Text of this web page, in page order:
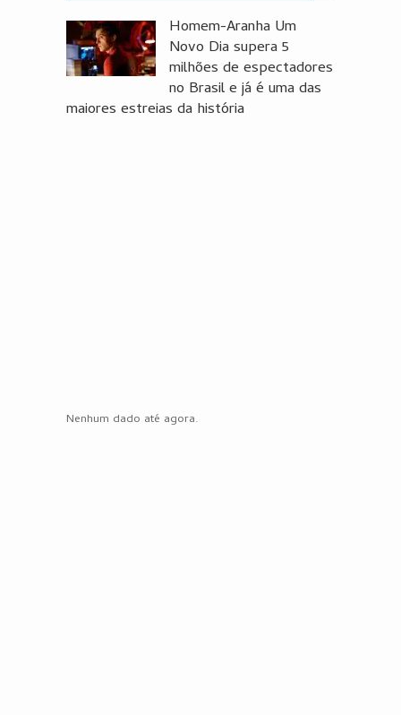
Homem-Aranha Um
Novo Dia supera 5
milhões de espectadores
no Brasil e já é uma das
maiores estreias da história
Nenhum dado até agora.